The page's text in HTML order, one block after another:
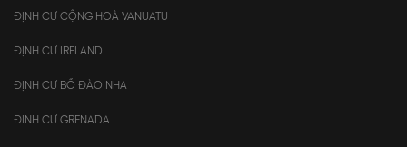
ĐỊNH CƯ CỘNG HOÀ VANUATU
ĐỊNH CƯ IRELAND
ĐỊNH CƯ BỒ ĐÀO NHA
ĐINH CƯ GRENADA